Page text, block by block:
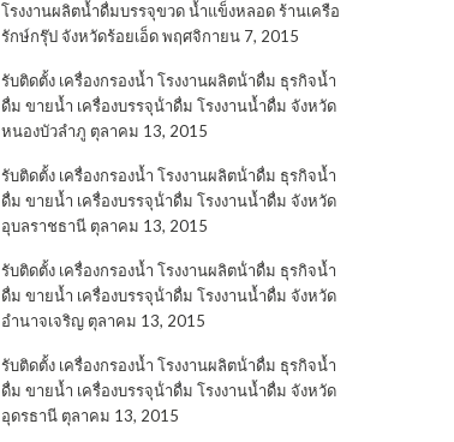
โรงงานผลิตน้ำดื่มบรรจุขวด น้ำแข็งหลอด ร้านเครือ
รักษ์กรุ๊ป จังหวัดร้อยเอ็ดพฤศจิกายน 7, 2015
รับติดตั้ง เครื่องกรองน้ำ โรงงานผลิตน้ําดื่ม ธุรกิจน้ำ
ดื่ม ขายน้ำ เครื่องบรรจุน้ําดื่ม โรงงานน้ำดื่ม จังหวัด
หนองบัวลำภู ตุลาคม 13, 2015
รับติดตั้ง เครื่องกรองน้ำ โรงงานผลิตน้ําดื่ม ธุรกิจน้ำ
ดื่ม ขายน้ำ เครื่องบรรจุน้ําดื่ม โรงงานน้ำดื่ม จังหวัด
อุบลราชธานี ตุลาคม 13, 2015
รับติดตั้ง เครื่องกรองน้ำ โรงงานผลิตน้ําดื่ม ธุรกิจน้ำ
ดื่ม ขายน้ำ เครื่องบรรจุน้ําดื่ม โรงงานน้ำดื่ม จังหวัด
อำนาจเจริญ ตุลาคม 13, 2015
รับติดตั้ง เครื่องกรองน้ำ โรงงานผลิตน้ําดื่ม ธุรกิจน้ำ
ดื่ม ขายน้ำ เครื่องบรรจุน้ําดื่ม โรงงานน้ำดื่ม จังหวัด
อุดรธานี ตุลาคม 13, 2015